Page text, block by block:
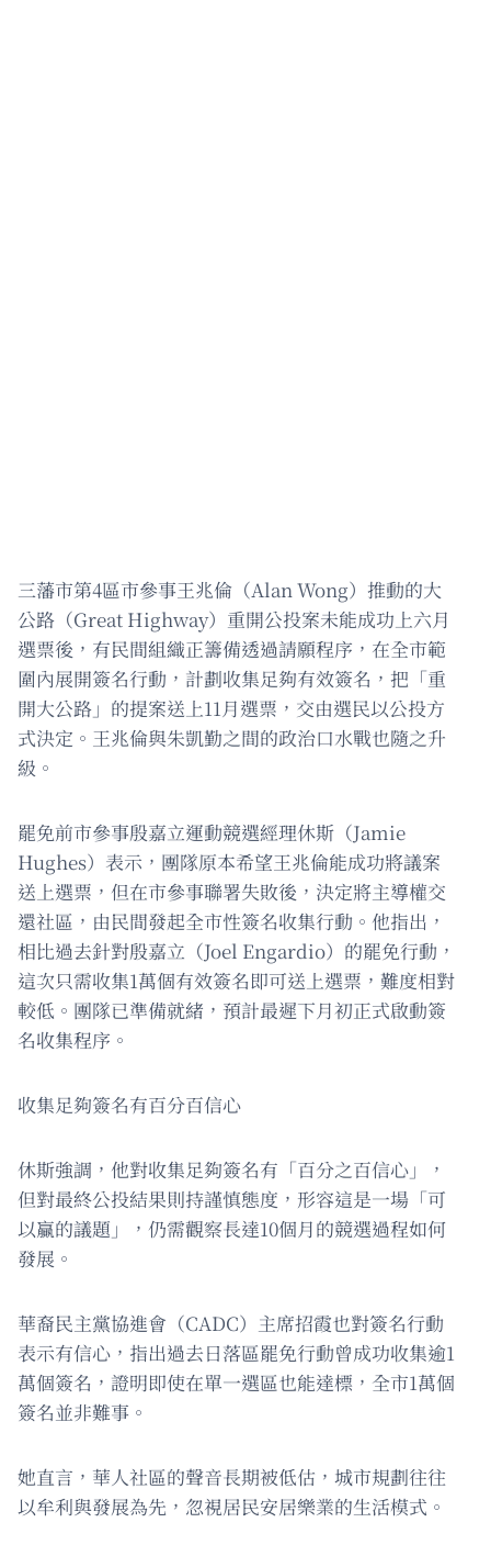
三藩市第4區市參事王兆倫（Alan Wong）推動的大
公路（Great Highway）重開公投案未能成功上六月
選票後，有民間組織正籌備透過請願程序，在全市範
圍內展開簽名行動，計劃收集足夠有效簽名，把「重
開大公路」的提案送上11月選票，交由選民以公投方
式決定。王兆倫與朱凱勤之間的政治口水戰也隨之升
級。
罷免前市參事殷嘉立運動競選經理休斯（Jamie
Hughes）表示，團隊原本希望王兆倫能成功將議案
送上選票，但在市參事聯署失敗後，決定將主導權交
還社區，由民間發起全市性簽名收集行動。他指出，
相比過去針對殷嘉立（Joel Engardio）的罷免行動，
這次只需收集1萬個有效簽名即可送上選票，難度相對
較低。團隊已準備就緒，預計最遲下月初正式啟動簽
名收集程序。
收集足夠簽名有百分百信心
休斯強調，他對收集足夠簽名有「百分之百信心」，
但對最終公投結果則持謹慎態度，形容這是一場「可
以贏的議題」，仍需觀察長達10個月的競選過程如何
發展。
華裔民主黨協進會（CADC）主席招霞也對簽名行動
表示有信心，指出過去日落區罷免行動曾成功收集逾1
萬個簽名，證明即使在單一選區也能達標，全市1萬個
簽名並非難事。
她直言，華人社區的聲音長期被低估，城市規劃往往
以牟利與發展為先，忽視居民安居樂業的生活模式。